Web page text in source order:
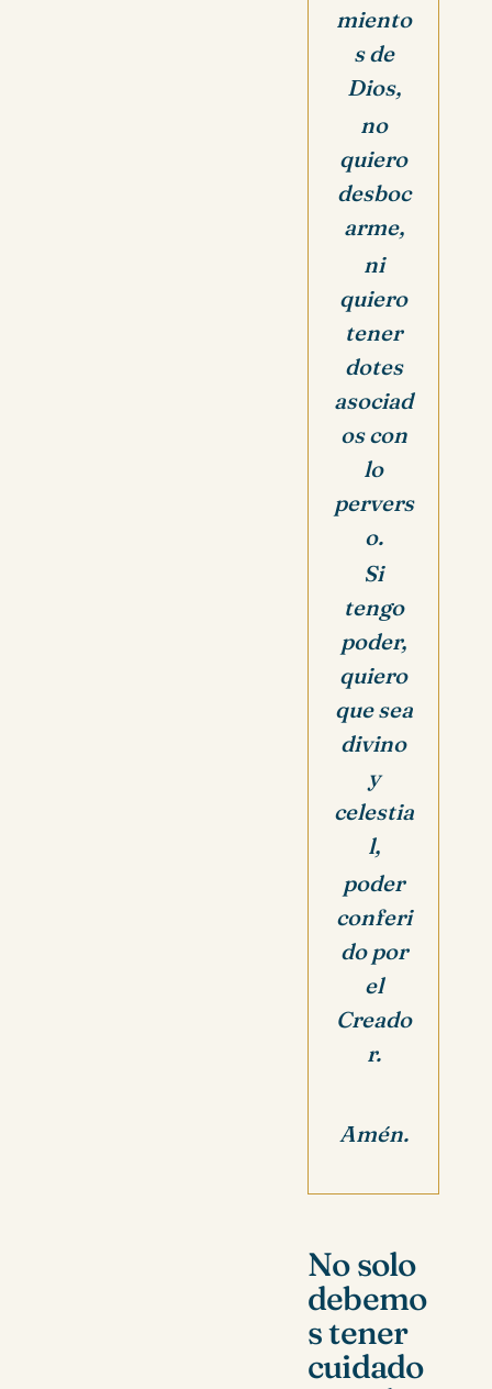
miento
s de
Dios,
no
quiero
desboc
arme,
ni
quiero
tener
dotes
asociad
os con
lo
pervers
o.
Si
tengo
poder,
quiero
que sea
divino
y
celestia
l,
poder
conferi
do por
el
Creado
r.
Amén.
No solo
debemo
s tener
cuidado